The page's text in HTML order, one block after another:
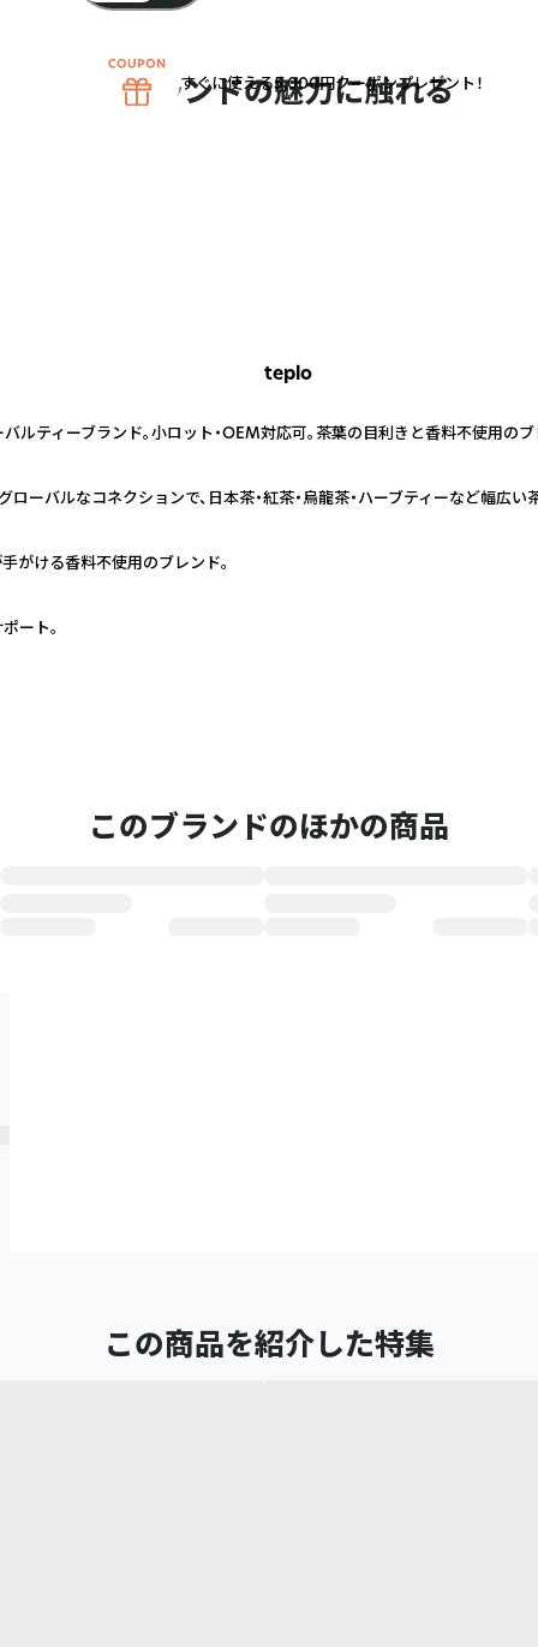
ブランドの魅力に触れる
teplo
ルティーブランド。小ロット・OEM対応可。茶葉の目利きと香料不使用の
ローバルなコネクションで、日本茶・紅茶・烏龍茶・ハーブティーなど幅広い
がける香料不使用のブレンド。
ート。
このブランドのほかの商品
この商品を紹介した特集
すぐに使える5,000円クーポンプレゼント！